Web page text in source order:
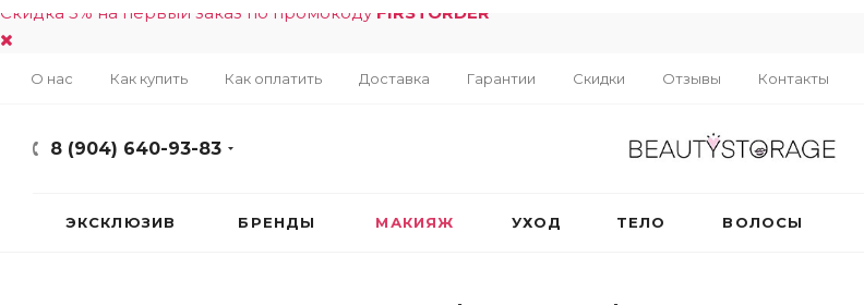
Скидка 5% на первый заказ по промокоду FIRSTORDER
О нас Как купить Как оплатить Доставка Гарантии Скидки Отзывы Контакты
8 (904) 640-93-83
ЭКСКЛЮЗИВ БРЕНДЫ МАКИЯЖ УХОД ТЕЛО ВОЛОСЫ